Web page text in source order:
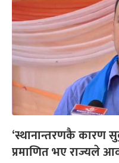
‘स्थानान्तरणकै कारण
प्रमाणित भए राज्यले